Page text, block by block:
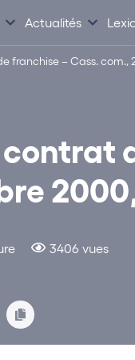
Actualités
franchise – Cass. com.,
3406 vues